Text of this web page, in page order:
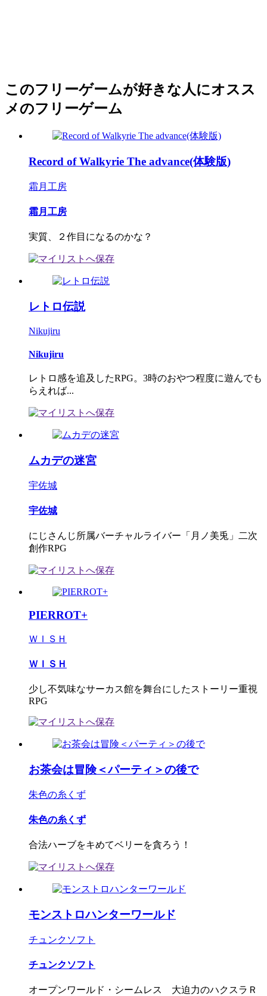
このフリーゲームが好きな人にオスス
メのフリーゲーム
Record of Walkyrie The advance(体験版)
霜月工房
霜月工房
実質、２作目になるのかな？
レトロ伝説
Nikujiru
Nikujiru
レトロ感を追及したRPG。3時のおやつ程度に遊んでも
らえれば...
ムカデの迷宮
宇佐城
宇佐城
にじさんじ所属バーチャルライバー「月ノ美兎」二次
創作RPG
PIERROT+
ＷＩＳＨ
ＷＩＳＨ
少し不気味なサーカス館を舞台にしたストーリー重視
RPG
お茶会は冒険＜パーティ＞の後で
朱色の糸くず
朱色の糸くず
合法ハーブをキめてベリーを貪ろう！
モンストロハンターワールド
チュンクソフト
チュンクソフト
オープンワールド・シームレス 大迫力のハクスラＲ